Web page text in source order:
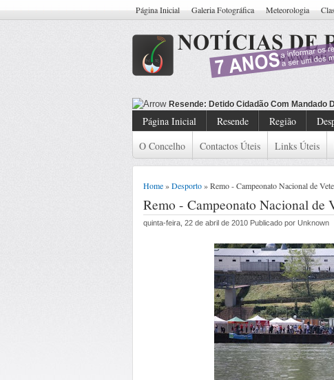
Página Inicial Galeria Fotográfica Meteorologia
Resende: Detido Cidadão Com Mandado
Página Inicial Resende Região
O Concelho
Contactos Úteis Links Úteis
Home»Desporto» Remo - Campeonato Nacional de
Remo - Campeonato Nacional de
quinta-feira, 22 de abril de 2010 Publicado por Unknown